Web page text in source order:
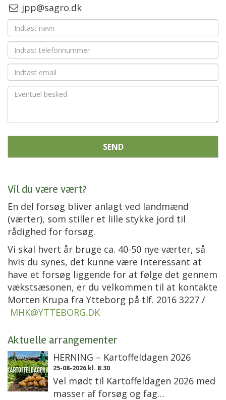
jpp@sagro.dk
SEND
Vil du være vært?
En del forsøg bliver anlagt ved landmænd
(værter), som stiller et lille stykke jord til
rådighed for forsøg.
Vi skal hvert år bruge ca. 40-50 nye værter, så
hvis du synes, det kunne være interessant at
have et forsøg liggende for at følge det gennem
vækstsæsonen, er du velkommen til at kontakte
Morten Krupa fra Ytteborg på tlf. 2016 3227 /
MHK@YTTEBORG.DK
Aktuelle arrangementer
HERNING – Kartoffeldagen 2026
25-08-2026 kl. 8:30
Vel mødt til Kartoffeldagen 2026 med
masser af forsøg og fag…